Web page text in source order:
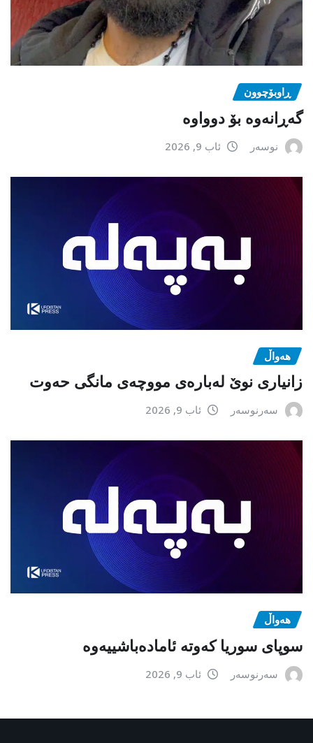
ڕاوبۆچوون
گەڕانەوە بۆ دوواوە
نوسەر ئاب 9, 2026
هەواڵ
زانیاری نوێ لەبارەی مووچەی مانگی حەوت
سەرنوسەر ئاب 9, 2026
هەواڵ
سوپای سوریا کەوتە ئامادەباشییەوە
سەرنوسەر ئاب 9, 2026